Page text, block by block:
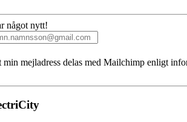
något nytt!
min mejladress delas med Mailchimp enligt